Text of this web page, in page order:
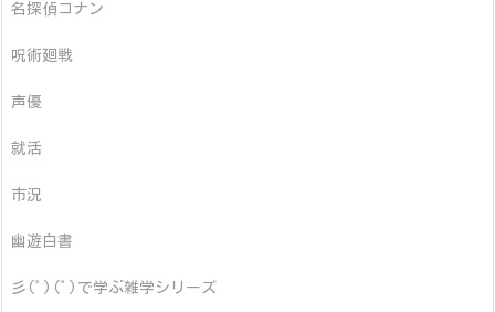
名探偵コナン
呪術廻戦
声優
就活
市況
幽遊白書
彡(ﾟ)(ﾟ)で学ぶ雑学シリーズ